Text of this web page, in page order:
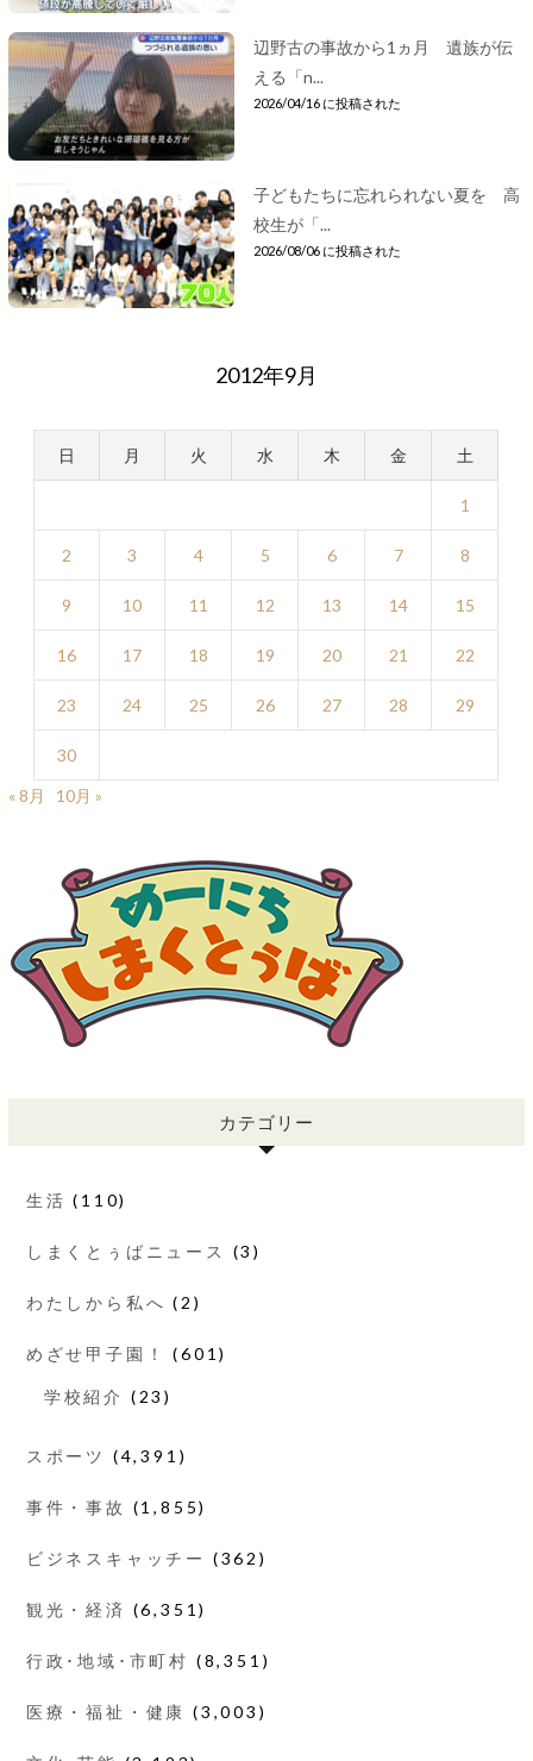
辺野古の事故から1ヵ月 遺族が伝
える「n...
2026/04/16 に投稿された
子どもたちに忘れられない夏を 高
校生が「...
2026/08/06 に投稿された
2012年9月
日 月 火 水 木 金 土
1
2 3 4 5 6 7 8
9 10 11 12 13 14 15
16 17 18 19 20 21 22
23 24 25 26 27 28 29
30
« 8月
10月 »
カテゴリー
生活 (110)
しまくとぅばニュース (3)
わたしから私へ (2)
めざせ甲子園！ (601)
学校紹介 (23)
スポーツ (4,391)
事件・事故 (1,855)
ビジネスキャッチー (362)
観光・経済 (6,351)
行政･地域･市町村 (8,351)
医療・福祉・健康 (3,003)